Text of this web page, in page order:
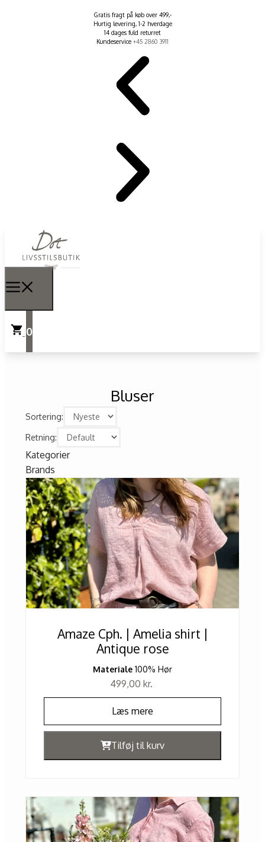
Gratis fragt på køb over 499,-
Hurtig levering, 1-2 hverdage
14 dages fuld returret
Kundeservice +45 2860 3911
0
Bluser
Sortering:
Retning:
Kategorier
Brands
Amaze Cph. | Amelia shirt |
Antique rose
Materiale 100% Hør
499,00 kr.
Læs mere
Tilføj til kurv